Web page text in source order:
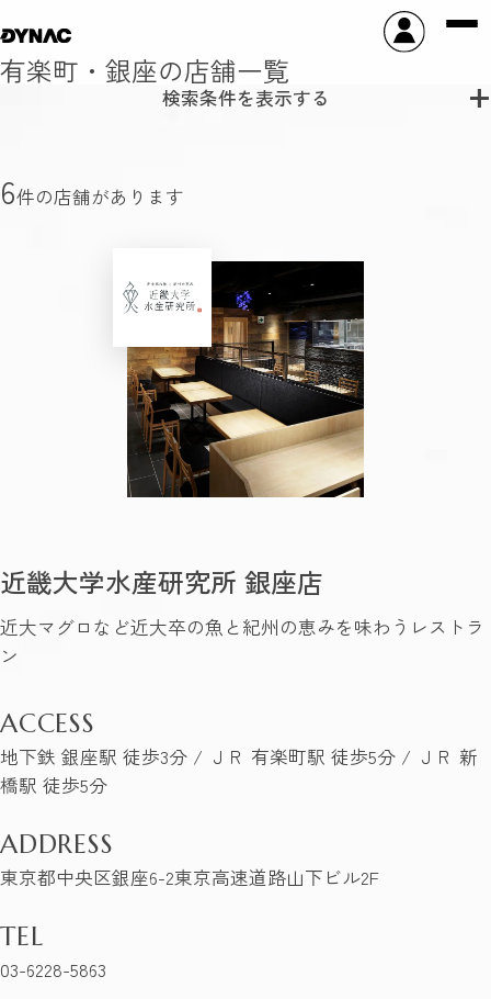
有楽町・銀座の店舗一覧
検索条件を表示する
6件の店舗があります
近畿大学水産研究所 銀座店
近大マグロなど近大卒の魚と紀州の恵みを味わうレストラ
ン
ACCESS
地下鉄 銀座駅 徒歩3分 / ＪＲ 有楽町駅 徒歩5分 / ＪＲ 新
橋駅 徒歩5分
ADDRESS
東京都中央区銀座6-2東京高速道路山下ビル2F
TEL
03-6228-5863